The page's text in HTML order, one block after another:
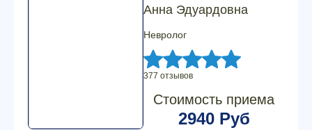
Анна Эдуардовна
Невролог
377 отзывов
Стоимость приема
2940 Руб